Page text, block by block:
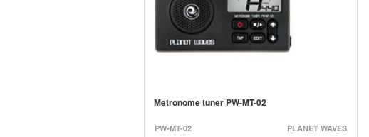
Metronome tuner PW-MT-02
PW-MT-02 PLANET WAVES